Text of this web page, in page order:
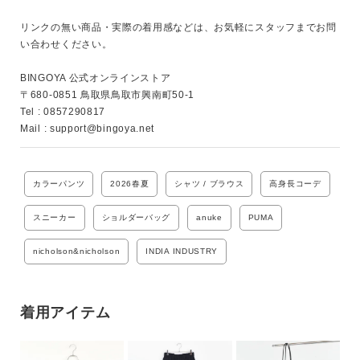
キーワード
MENS LADIES KIDS
カテゴリ
リンクの無い商品・実際の着用感などは、お気軽にスタッフまでお問
い合わせください。
BINGOYA 公式オンラインストア
〒680-0851 鳥取県鳥取市興南町50-1
Tel : 0857290817
Mail : support@bingoya.net
カラーパンツ 2026春夏 シャツ / ブラウス 高身長コーデ
スニーカー ショルダーバッグ anuke PUMA
nicholson&nicholson INDIA INDUSTRY
着用アイテム